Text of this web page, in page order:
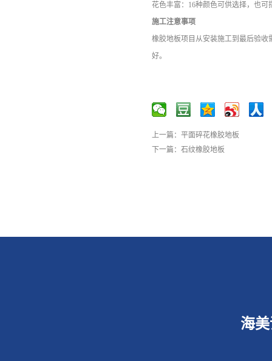
花色丰富：16种颜色可供选择，也
施工注意事项
橡胶地板项目从安装施工到最后验收
好。
上一篇： 平面碎花橡胶地板
下一篇： 石纹橡胶地板
海